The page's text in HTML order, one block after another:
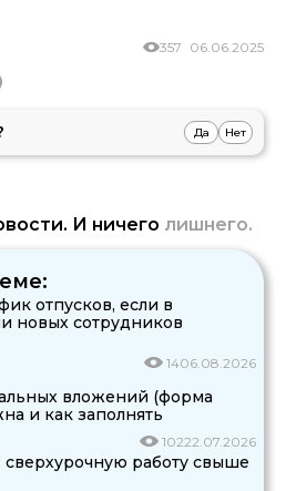
06.06.2025
357
Да Нет
И ничего лишнего.
отпусков, если в
новых сотрудников
1406.08.2026
вложений (форма
и как заполнять
10222.07.2026
работу свыше